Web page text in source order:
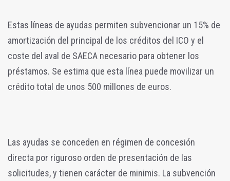
Estas líneas de ayudas permiten subvencionar un 15% de
amortización del principal de los créditos del ICO y el
coste del aval de SAECA necesario para obtener los
préstamos. Se estima que esta línea puede movilizar un
crédito total de unos 500 millones de euros.
Las ayudas se conceden en régimen de concesión
directa por riguroso orden de presentación de las
solicitudes, y tienen carácter de minimis. La subvención